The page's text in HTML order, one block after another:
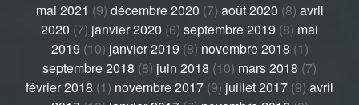
mai 2021 (9) décembre 2020 (7) août 2020 (8) avril
2020 (7) janvier 2020 (6) septembre 2019 (8) mai
2019 (10) janvier 2019 (8) novembre 2018 (1)
septembre 2018 (8) juin 2018 (10) mars 2018 (7)
février 2018 (1) novembre 2017 (9) juillet 2017 (9) avril